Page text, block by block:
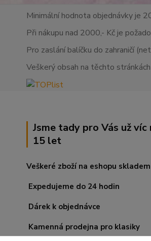
Minimální hodnota objednávky je
Při nákupu nad 2000,- Kč je
Pro zaslání balíčku do zahraničí
Veškerý obsah na těchto
Jsme tady pro Vás už víc
15 let
Veškeré zboží na eshopu skladem
Expedujeme do 24 hodin
Dárek k objednávce
Kamenná prodejna pro klasiky